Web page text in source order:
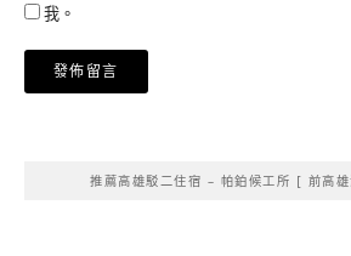
我。
推薦高雄駁二住宿 – 帕鉑候工所 [ 前高